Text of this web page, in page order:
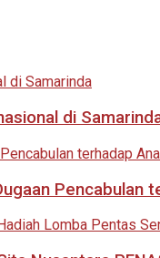
di
Pencabulan